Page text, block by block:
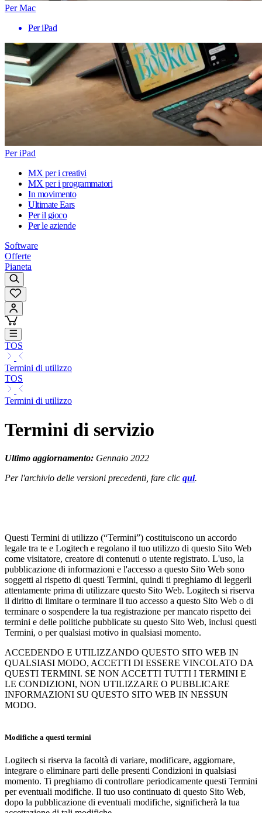
Per Mac
Per iPad
Per iPad
MX per i creativi
MX per i programmatori
In movimento
Ultimate Ears
Per il gioco
Per le aziende
Software
Offerte
Pianeta
TOS
Termini di utilizzo
TOS
Termini di utilizzo
Termini di servizio
Ultimo aggiornamento: Gennaio 2022
Per l'archivio delle versioni precedenti, fare clic qui.
Questi Termini di utilizzo (“Termini”) costituiscono un accordo
legale tra te e Logitech e regolano il tuo utilizzo di questo Sito Web
come visitatore, creatore di contenuti o utente registrato. L'uso, la
pubblicazione di informazioni e l'accesso a questo Sito Web sono
soggetti al rispetto di questi Termini, quindi ti preghiamo di leggerli
attentamente prima di utilizzare questo Sito Web. Logitech si riserva
il diritto di limitare o terminare il tuo accesso a questo Sito Web o di
terminare o sospendere la tua registrazione per mancato rispetto dei
termini e delle politiche pubblicate su questo Sito Web, inclusi questi
Termini, o per qualsiasi motivo in qualsiasi momento.
ACCEDENDO E UTILIZZANDO QUESTO SITO WEB IN
QUALSIASI MODO, ACCETTI DI ESSERE VINCOLATO DA
QUESTI TERMINI. SE NON ACCETTI TUTTI I TERMINI E
LE CONDIZIONI, NON UTILIZZARE O PUBBLICARE
INFORMAZIONI SU QUESTO SITO WEB IN NESSUN
MODO.
Modifiche a questi termini
Logitech si riserva la facoltà di variare, modificare, aggiornare,
integrare o eliminare parti delle presenti Condizioni in qualsiasi
momento. Ti preghiamo di controllare periodicamente questi Termini
per eventuali modifiche. Il tuo uso continuato di questo Sito Web,
dopo la pubblicazione di eventuali modifiche, significherà la tua